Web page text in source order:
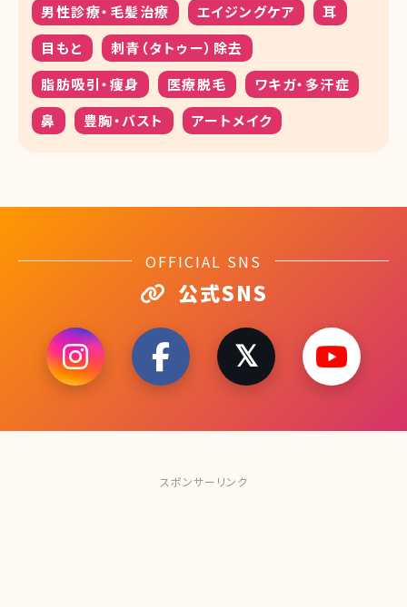
男性診療・毛髪治療
エイジングケア
耳
目もと
刺青（タトゥー）除去
脂肪吸引・痩身
医療脱毛
ワキガ・多汗症
鼻
豊胸・バスト アートメイク
OFFICIAL SNS
公式SNS
スポンサーリンク